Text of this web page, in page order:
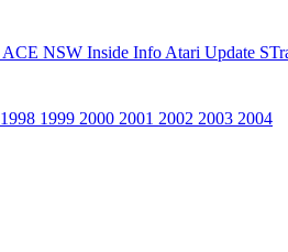
ACE NSW Inside Info Atari Update
1998 1999 2000 2001 2002 2003 2004